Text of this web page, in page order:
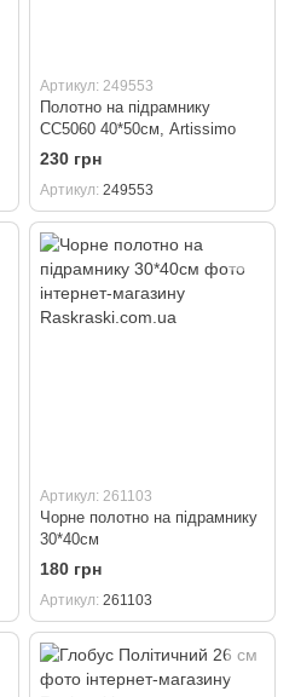
Артикул: 249553
Полотно на підрамнику
CC5060 40*50см, Artissimo
230 грн
Артикул 249553
Артикул: 261103
Чорне полотно на підрамнику
30*40см
180 грн
Артикул 261103